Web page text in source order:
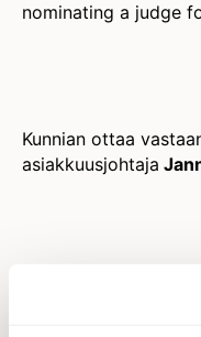
nominating a judge
Kunnian ottaa
asiakkuusjohtaja
”Olen äärimmäisen